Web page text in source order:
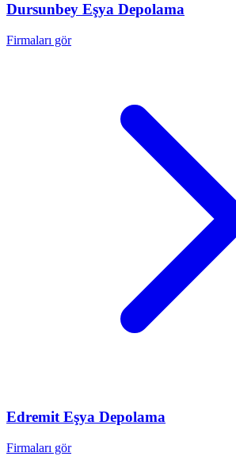
Dursunbey Eşya Depolama
Firmaları gör
Edremit Eşya Depolama
Firmaları gör